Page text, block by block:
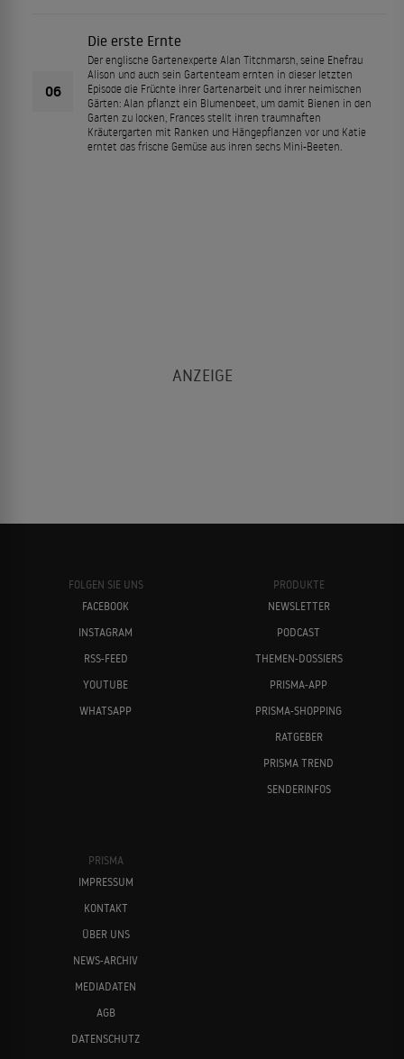
06
Die erste Ernte
Der englische Gartenexperte Alan Titchmarsh, seine Ehefrau
Alison und auch sein Gartenteam ernten in dieser letzten
Episode die Früchte ihrer Gartenarbeit und ihrer heimischen
Gärten: Alan pflanzt ein Blumenbeet, um damit Bienen in den
Garten zu locken, Frances stellt ihren traumhaften
Kräutergarten mit Ranken und Hängepflanzen vor und Katie
erntet das frische Gemüse aus ihren sechs Mini-Beeten.
FOLGEN SIE UNS
FACEBOOK
INSTAGRAM
RSS-FEED
YOUTUBE
WHATSAPP
PRODUKTE
NEWSLETTER
PODCAST
THEMEN-DOSSIERS
PRISMA-APP
PRISMA-SHOPPING
RATGEBER
PRISMA TREND
SENDERINFOS
PRISMA
IMPRESSUM
KONTAKT
ÜBER UNS
NEWS-ARCHIV
MEDIADATEN
AGB
DATENSCHUTZ